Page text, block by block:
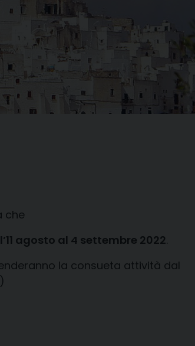
che
agosto al 4 settembre 2022.
la consueta attività dal